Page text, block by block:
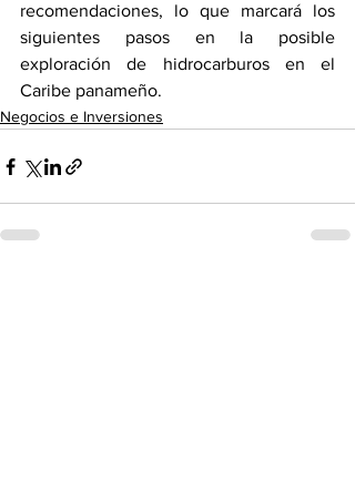
recomendaciones, lo que marcará los
siguientes pasos en la posible
exploración de hidrocarburos en el
Caribe panameño.
Negocios e Inversiones